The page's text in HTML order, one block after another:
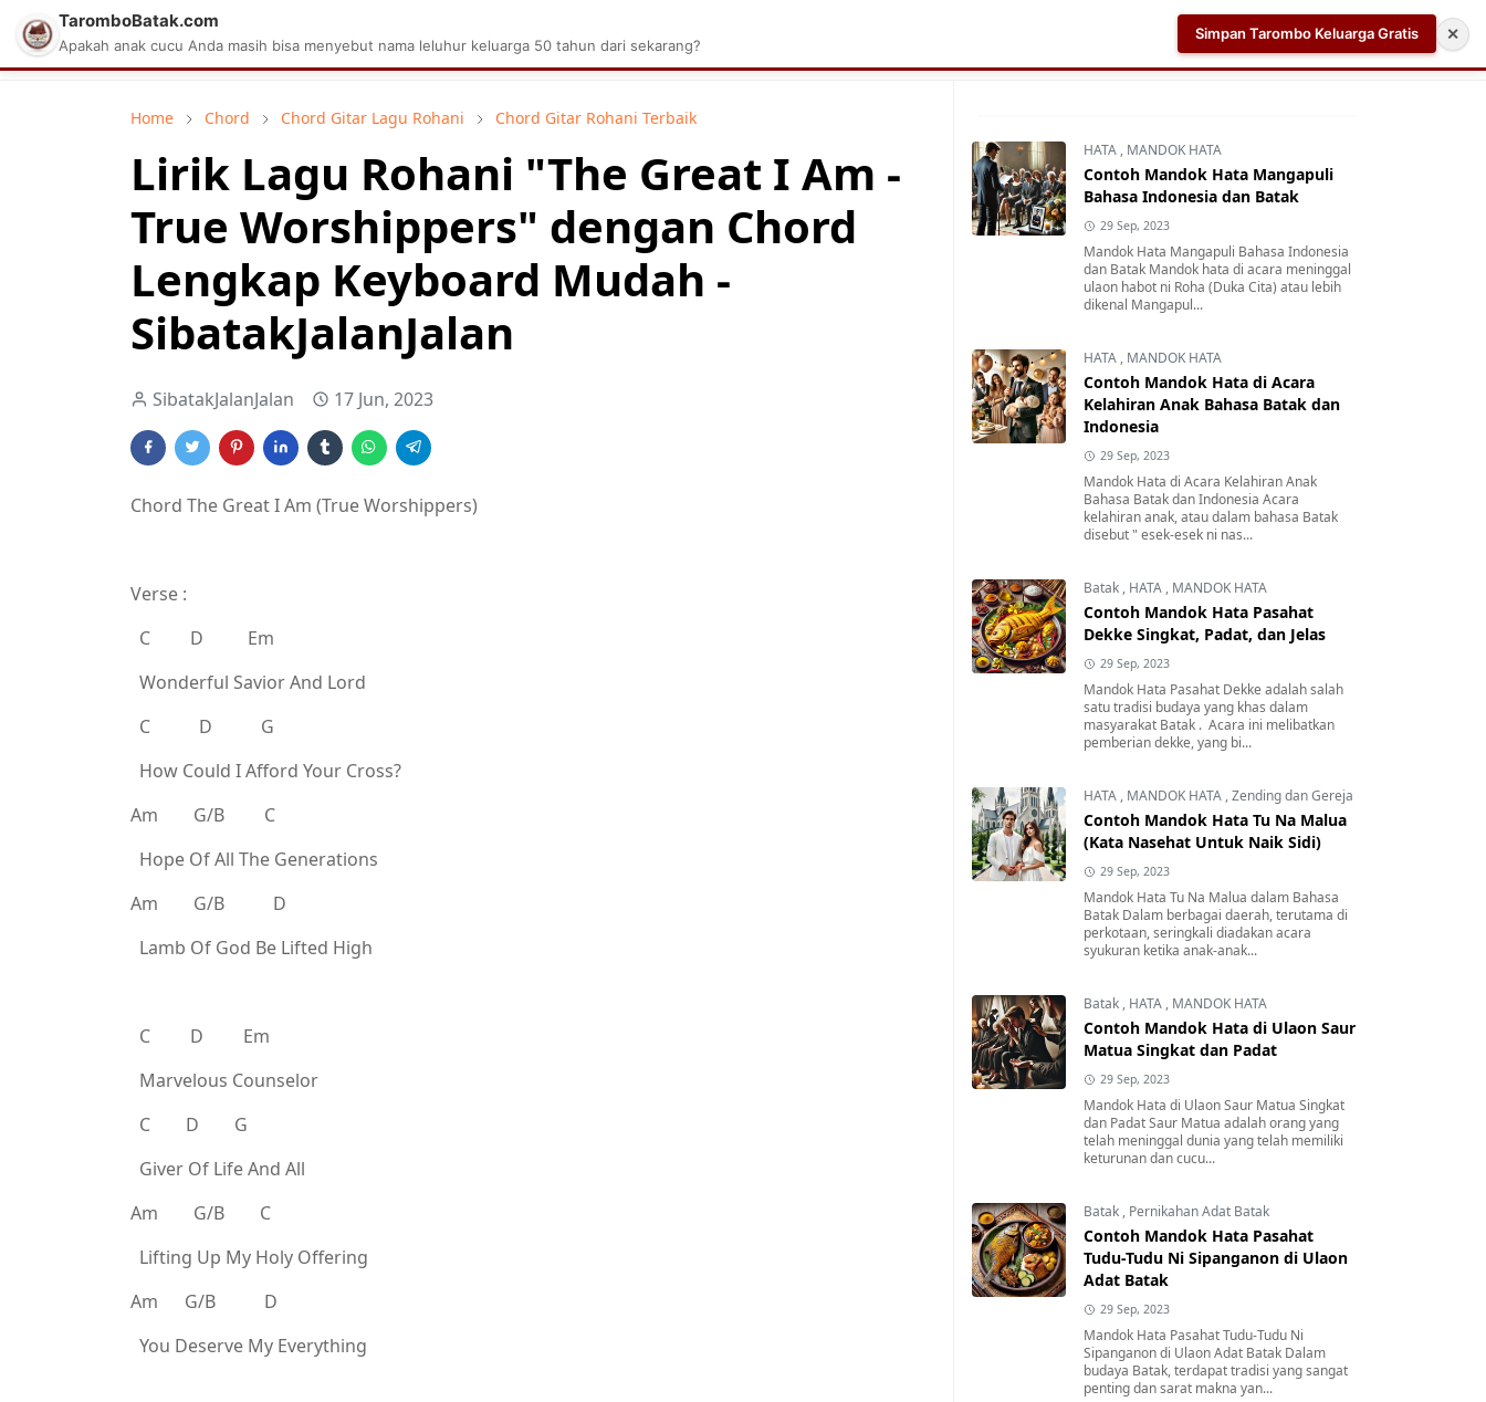
Matius Celcius Sinaga Aplikasi Pabrik Kelapa Sawit Tarombo Batak Aplikasi AI Teleprompter dan Pembuat Skrip Video
Home Chord Chord Gitar Lagu Rohani Chord Gitar Rohani Terbaik
Lirik Lagu Rohani "The Great I Am -
True Worshippers" dengan Chord
Lengkap Keyboard Mudah -
SibatakJalanJalan
SibatakJalanJalan 17 Jun, 2023
Chord The Great I Am (True Worshippers)
Verse :
C D Em
Wonderful Savior And Lord
C D G
How Could I Afford Your Cross?
Am G/B C
Hope Of All The Generations
Am G/B D
Lamb Of God Be Lifted High
C D Em
Marvelous Counselor
C D G
Giver Of Life And All
Am G/B C
Lifting Up My Holy Offering
Am G/B D
You Deserve My Everything
HATA , MANDOK HATA
Contoh Mandok Hata Mangapuli
Bahasa Indonesia dan Batak
29 Sep, 2023
Mandok Hata Mangapuli Bahasa Indonesia
dan Batak Mandok hata di acara meninggal
ulaon habot ni Roha (Duka Cita) atau lebih
dikenal Mangapul...
HATA , MANDOK HATA
Contoh Mandok Hata di Acara
Kelahiran Anak Bahasa Batak dan
Indonesia
29 Sep, 2023
Mandok Hata di Acara Kelahiran Anak
Bahasa Batak dan Indonesia Acara
kelahiran anak, atau dalam bahasa Batak
disebut " esek-esek ni nas...
Batak , HATA , MANDOK HATA
Contoh Mandok Hata Pasahat
Dekke Singkat, Padat, dan Jelas
29 Sep, 2023
Mandok Hata Pasahat Dekke adalah salah
satu tradisi budaya yang khas dalam
masyarakat Batak . Acara ini melibatkan
pemberian dekke, yang bi...
HATA , MANDOK HATA ,Zending dan Gereja
Contoh Mandok Hata Tu Na Malua
(Kata Nasehat Untuk Naik Sidi)
29 Sep, 2023
Mandok Hata Tu Na Malua dalam Bahasa
Batak Dalam berbagai daerah, terutama di
perkotaan, seringkali diadakan acara
syukuran ketika anak-anak...
Batak , HATA , MANDOK HATA
Contoh Mandok Hata di Ulaon Saur
Matua Singkat dan Padat
29 Sep, 2023
Mandok Hata di Ulaon Saur Matua Singkat
dan Padat Saur Matua adalah orang yang
telah meninggal dunia yang telah memiliki
keturunan dan cucu...
Batak , Pernikahan Adat Batak
Contoh Mandok Hata Pasahat
Tudu-Tudu Ni Sipanganon di Ulaon
Adat Batak
29 Sep, 2023
Mandok Hata Pasahat Tudu-Tudu Ni
Sipanganon di Ulaon Adat Batak Dalam
budaya Batak, terdapat tradisi yang sangat
penting dan sarat makna yan...
TaromboBatak.com
Apakah anak cucu Anda masih bisa menyebut nama leluhur keluarga 50 tahun dari sekarang?
Simpan Tarombo Keluarga Gratis ✕